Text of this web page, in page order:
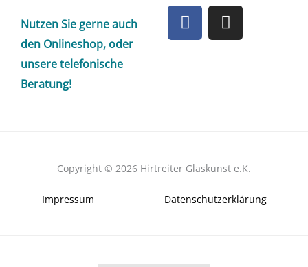
Nutzen Sie gerne auch
den Onlineshop, oder
unsere telefonische
Beratung!
F
a
c
I
n
s
Copyright © 2026 Hirtreiter Glaskunst e.K.
Impressum Datenschutzerklärung